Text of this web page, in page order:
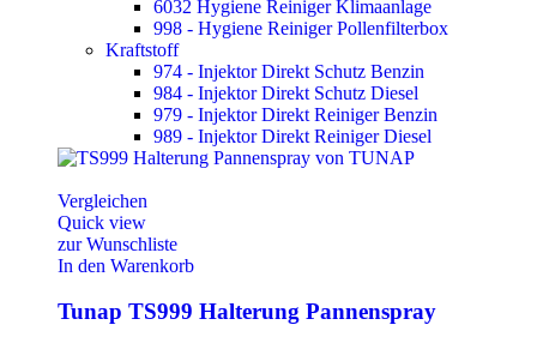
6032 Hygiene Reiniger Klimaanlage
998 - Hygiene Reiniger Pollenfilterbox
Kraftstoff
974 - Injektor Direkt Schutz Benzin
984 - Injektor Direkt Schutz Diesel
979 - Injektor Direkt Reiniger Benzin
989 - Injektor Direkt Reiniger Diesel
Vergleichen
Quick view
zur Wunschliste
In den Warenkorb
Tunap TS999 Halterung Pannenspray